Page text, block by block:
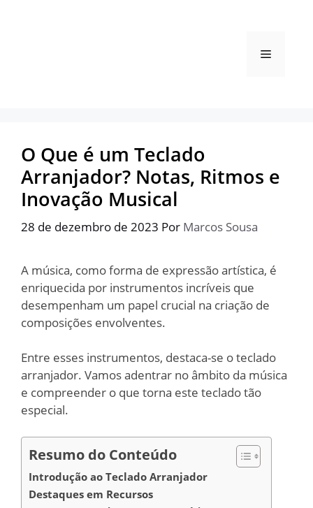
Menu
O Que é um Teclado
Arranjador? Notas, Ritmos e
Inovação Musical
28 de dezembro de 2023 Por Marcos Sousa
A música, como forma de expressão artística, é
enriquecida por instrumentos incríveis que
desempenham um papel crucial na criação de
composições envolventes.
Entre esses instrumentos, destaca-se o teclado
arranjador. Vamos adentrar no âmbito da música
e compreender o que torna este teclado tão
especial.
Resumo do Conteúdo
Introdução ao Teclado Arranjador
Destaques em Recursos